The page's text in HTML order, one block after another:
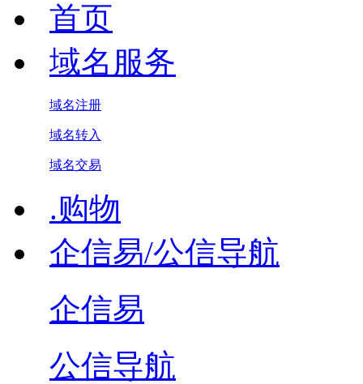
首页
域名服务
域名注册
域名转入
域名交易
.购物
企信易/公信导航
企信易
公信导航